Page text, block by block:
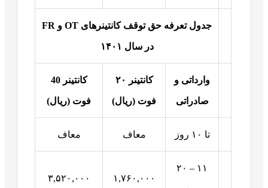
جدول تعرفه حق توقف کانتینرهای OT و FR
در سال ۱۴۰۱
وارداتی و
صادراتی
کانتینر ۲۰
فوت (ریال)
کانتینر40
فوت (ریال)
تا ۱۰ روز معاف معاف
۱۱ – ۲۰
۱,۷۶۰,۰۰۰ ۳,۵۲۰,۰۰۰